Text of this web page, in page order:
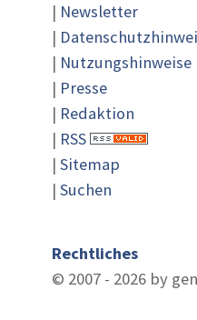
| Newsletter
|
| Nutzungshinweise
| Presse
| Redaktion
| RSS
| Sitemap
| Suchen
Rechtliches
© 2007 - 2026 by